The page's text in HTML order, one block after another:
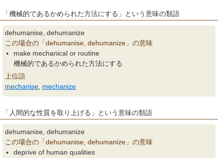
「機械的であるかめられた方法にする」という意味の類語
dehumanise, dehumanize
この場合の「dehumanise, dehumanize」の意味
make mechanical or routine
機械的であるかめられた方法にする
上位語
mechanise mechanize
「人間的な性質を取り上げる」という意味の類語
dehumanise, dehumanize
この場合の「dehumanise, dehumanize」の意味
deprive of human qualities